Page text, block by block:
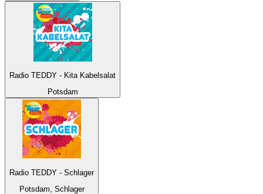
Radio TEDDY - Kita Kabelsalat
Potsdam
Radio TEDDY - Schlager
Potsdam, Schlager